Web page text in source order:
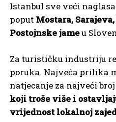
Istanbul sve veći
poput Mostara,
Postojnske jameu
Za turističku industriju
poruka. Najveća prilika
natjecanje za najveći
koji troše više i
vrijednost lokalnoj